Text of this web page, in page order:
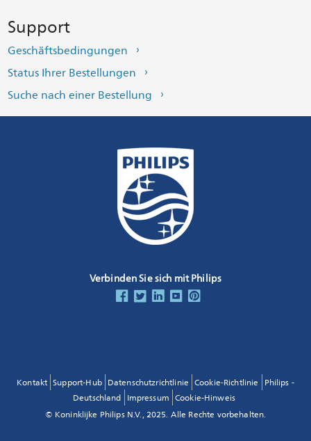
Support
Geschäftsbedingungen
Status Ihrer Bestellungen
Suche nach einer Bestellung
Verbinden Sie sich mit Philips
Kontakt Support-Hub Datenschutzrichtlinie Cookie-Richtlinie Philips -
Deutschland Impressum Cookie-Hinweis
© Koninklijke Philips N.V., 2025. Alle Rechte vorbehalten.